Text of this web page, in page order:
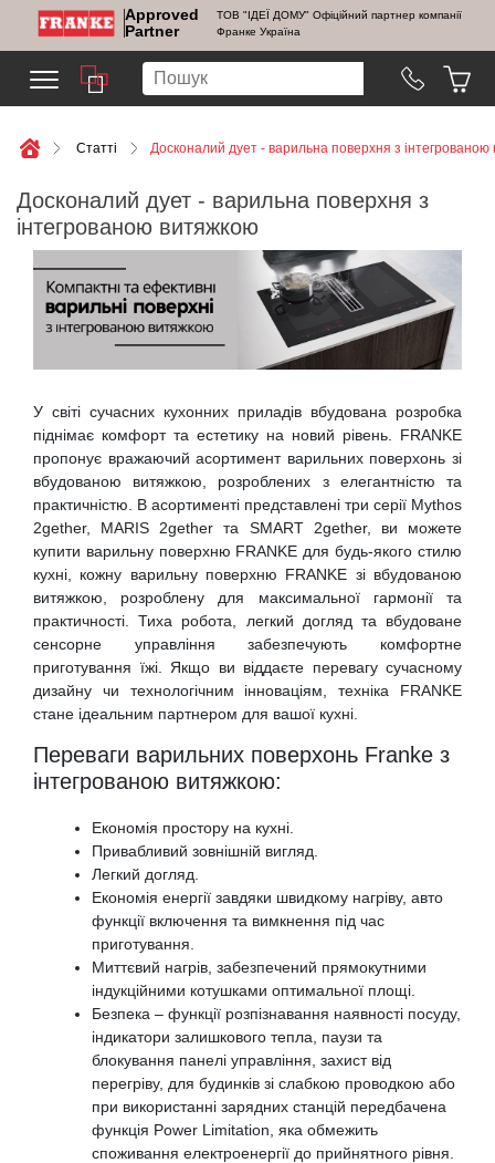
Approved
Partner
ТОВ "ІДЕЇ ДОМУ" Офіційний партнер компанії
Франке Україна
Cтатті Досконалий дует - варильна поверхня з інтегрованою
Досконалий дует - варильна поверхня з
інтегрованою витяжкою
У світі сучасних кухонних приладів вбудована розробка
піднімає комфорт та естетику на новий рівень. FRANKE
пропонує вражаючий асортимент варильних поверхонь зі
вбудованою витяжкою, розроблених з елегантністю та
практичністю. В асортименті представлені три серії Mythos
2gether, MARIS 2gether та SMART 2gether, ви можете
купити варильну поверхню FRANKE для будь-якого стилю
кухні, кожну варильну поверхню FRANKE зі вбудованою
витяжкою, розроблену для максимальної гармонії та
практичності. Тиха робота, легкий догляд та вбудоване
сенсорне управління забезпечують комфортне
приготування їжі. Якщо ви віддаєте перевагу сучасному
дизайну чи технологічним інноваціям, техніка FRANKE
стане ідеальним партнером для вашої кухні.
Переваги варильних поверхонь Franke з
інтегрованою витяжкою:
Економія простору на кухні.
Привабливий зовнішній вигляд.
Легкий догляд.
Економія енергії завдяки швидкому нагріву, авто
функції включення та вимкнення під час
приготування.
Миттєвий нагрів, забезпечений прямокутними
індукційними котушками оптимальної площі.
Безпека – функції розпізнавання наявності посуду,
індикатори залишкового тепла, паузи та
блокування панелі управління, захист від
перегріву, для будинків зі слабкою проводкою або
при використанні зарядних станцій передбачена
функція Power Limitation, яка обмежить
споживання електроенергії до прийнятного рівня.